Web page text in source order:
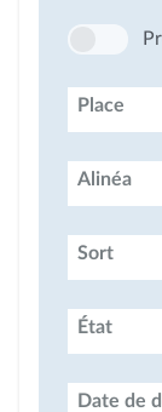
Place
Alinéa
Sort
État
Date de